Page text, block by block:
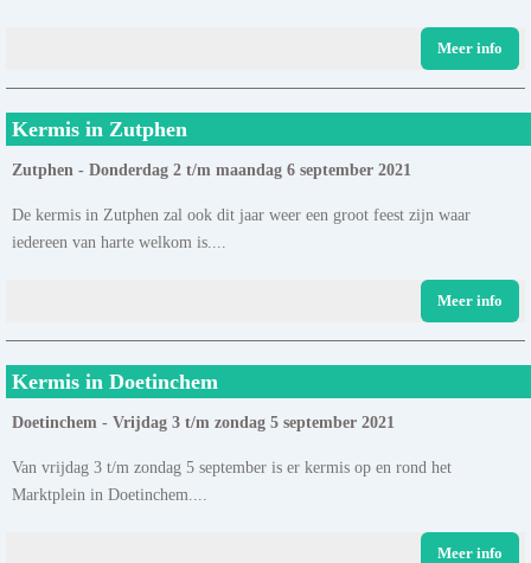
Meer info
Kermis in Zutphen
Zutphen - Donderdag 2 t/m maandag 6 september 2021
De kermis in Zutphen zal ook dit jaar weer een groot feest zijn waar
iedereen van harte welkom is....
Meer info
Kermis in Doetinchem
Doetinchem - Vrijdag 3 t/m zondag 5 september 2021
Van vrijdag 3 t/m zondag 5 september is er kermis op en rond het
Marktplein in Doetinchem....
Meer info